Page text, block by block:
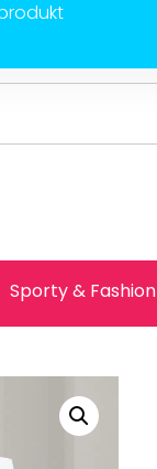
Sporty & Fashion